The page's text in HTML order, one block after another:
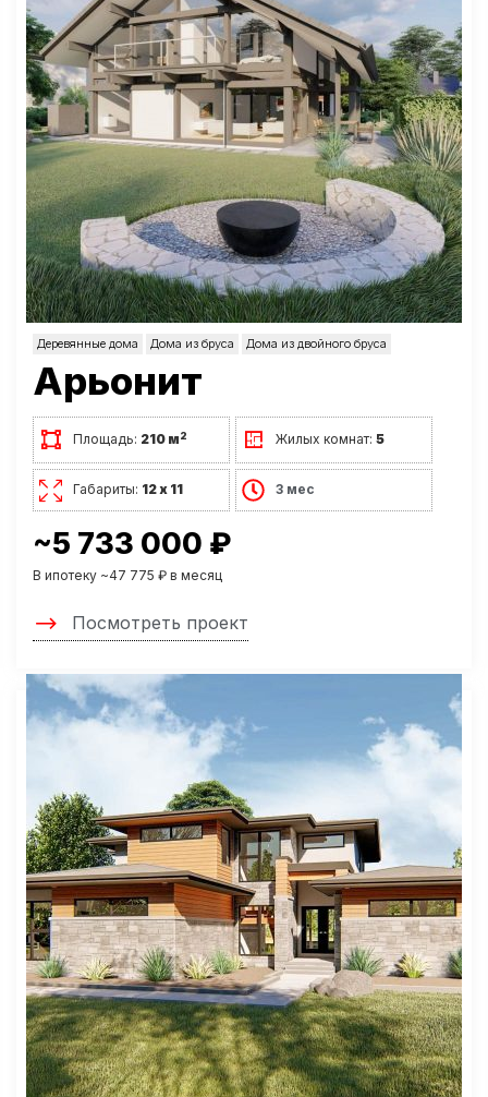
Деревянные дома Дома из бруса Дома из двойного бруса
Арьонит
Площадь: 210 м2 Жилых комнат:5
Габариты: 12 х 11 3 мес
~5 733 000 ₽
В ипотеку ~47 775 ₽ в месяц
Посмотреть проект